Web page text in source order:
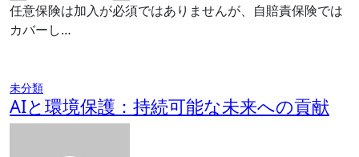
任意保険は加入が必須ではありませんが、自賠責保険では
カバーし…
未分類
AIと環境保護：持続可能な未来への貢献